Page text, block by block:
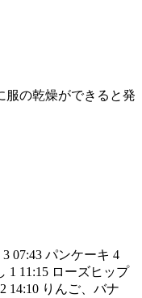
服の乾燥ができると発
07:43 パンケーキ 4
1 11:15 ローズヒップ
14:10 りんご、バナ